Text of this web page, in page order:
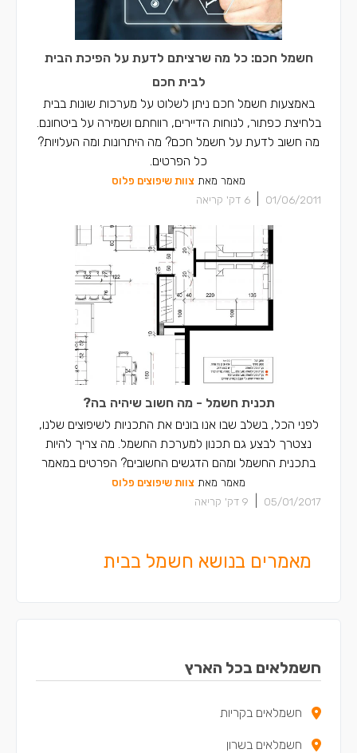
חשמל חכם: כל מה שרציתם לדעת על הפיכת הבית
לבית חכם
באמצעות חשמל חכם ניתן לשלוט על מערכות שונות בבית
בלחיצת כפתור, לנוחות הדיירים, רווחתם ושמירה על ביטחונם.
מה חשוב לדעת על חשמל חכם? מה היתרונות ומה העלויות?
כל הפרטים.
מאמר מאת צוות שיפוצים פלוס
01/06/2011
6 דק' קריאה
תכנית חשמל - מה חשוב שיהיה בה?
לפני הכל, בשלב שבו אנו בונים את התכניות לשיפוצים שלנו,
נצטרך לבצע גם תכנון למערכת החשמל. מה צריך להיות
בתכנית החשמל ומהם הדגשים החשובים? הפרטים במאמר
מאמר מאת צוות שיפוצים פלוס
05/01/2017
9 דק' קריאה
מאמרים בנושא חשמל בבית
חשמלאים בכל הארץ
חשמלאים בקריות
חשמלאים בשרון